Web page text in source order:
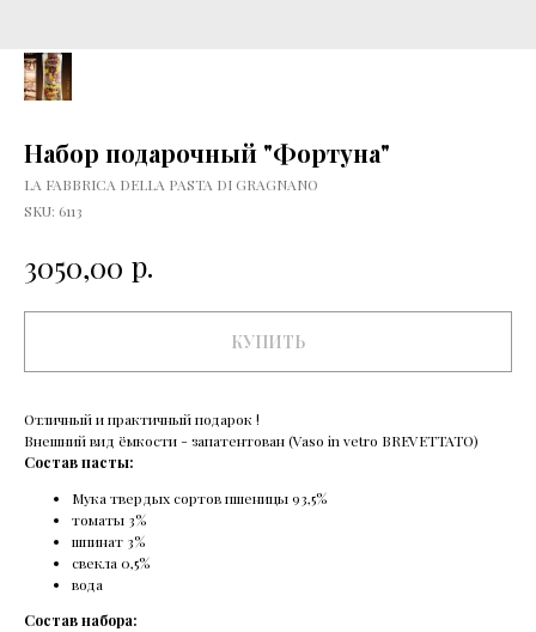
Набор подарочный "Фортуна"
LA FABBRICA DELLA PASTA DI GRAGNANO
SKU: 6113
3050,00 р.
КУПИТЬ
Отличный и практичный подарок !
Внешний вид ёмкости - запатентован (Vaso in vetro BREVETTATO)
Состав пасты:
Мука твердых сортов пшеницы 93,5%
томаты 3%
шпинат 3%
свекла 0,5%
вода
Состав набора: